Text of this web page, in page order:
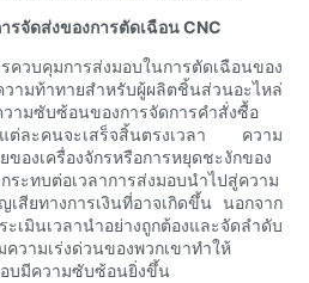
รจัดส่งของการตัดเฉือน CNC
บคุมการส่งมอบในการตัดเฉือนของ
มท้าทายสำหรับผู้ผลิตชิ้นส่วนอะไหล่
ามซับซ้อนของการจัดการคำสั่งซื้อ
แต่ละคนจะเสร็จสิ้นตรงเวลา ความ
องเครื่องจักรหรือการหยุดชะงักของ
ระทบต่อเวลาการส่งมอบนำไปสู่ความ
เสียทางการเงินที่อาจเกิดขึ้น นอกจาก
มินเวลานำอย่างถูกต้องและจัดลำดับ
วามเร่งด่วนของพวกเขาทำให้
บมีความซับซ้อนยิ่งขึ้น